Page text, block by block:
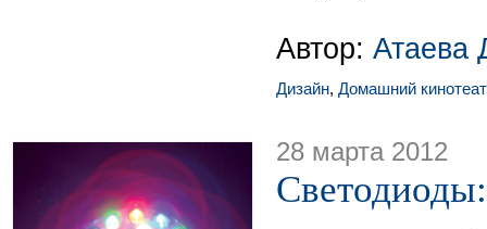
Автор: Атаева
Дизайн, Домашний
28 марта 2012